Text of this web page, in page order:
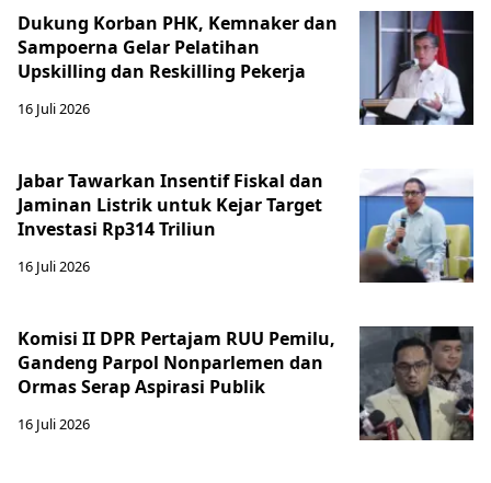
Dukung Korban PHK, Kemnaker dan
Sampoerna Gelar Pelatihan
Upskilling dan Reskilling Pekerja
16 Juli 2026
Jabar Tawarkan Insentif Fiskal dan
Jaminan Listrik untuk Kejar Target
Investasi Rp314 Triliun
16 Juli 2026
Komisi II DPR Pertajam RUU Pemilu,
Gandeng Parpol Nonparlemen dan
Ormas Serap Aspirasi Publik
16 Juli 2026